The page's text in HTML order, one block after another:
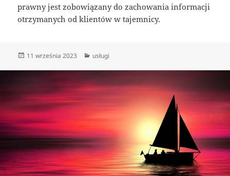
prawny jest zobowiązany do zachowania informacji
otrzymanych od klientów w tajemnicy.
Data
11 września 2023 Kategorie
usługi